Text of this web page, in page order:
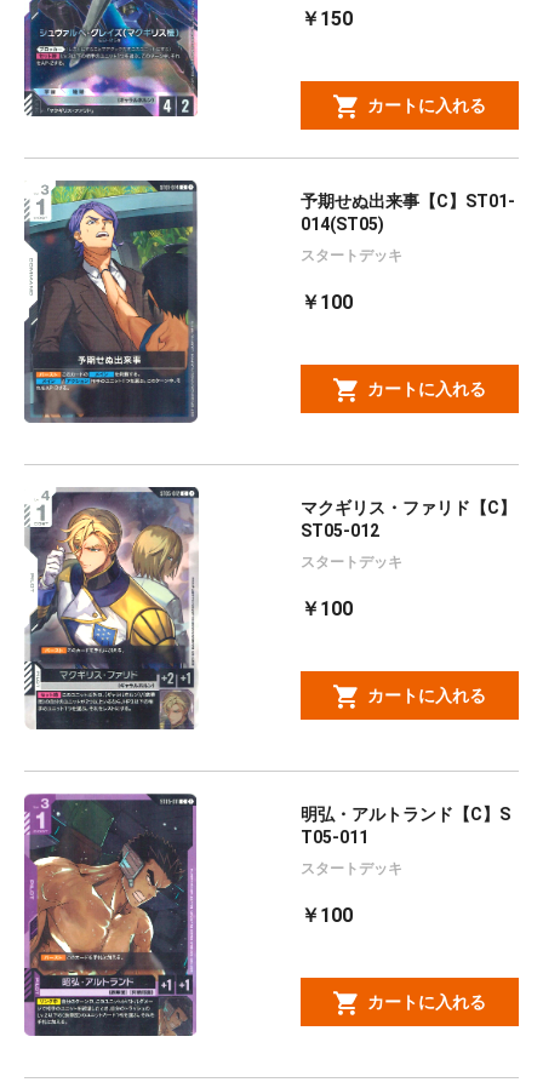
￥150
カートに入れる
予期せぬ出来事【C】ST01-
014(ST05)
スタートデッキ
￥100
カートに入れる
マクギリス・ファリド【C】
ST05-012
スタートデッキ
￥100
カートに入れる
明弘・アルトランド【C】S
T05-011
スタートデッキ
￥100
カートに入れる